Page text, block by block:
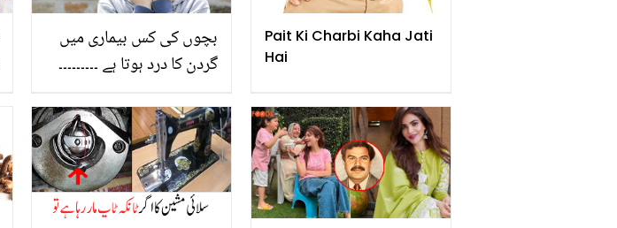
بچوں کی کس بیماری میں
گردن کا درد ہوتا ہے ۔۔۔۔۔۔۔۔۔
ممکن ہے؟
Pait Ki Charbi Kaha Jati
Hai